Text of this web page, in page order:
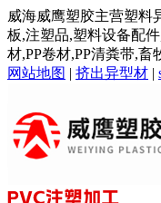
威海威鹰塑胶主营塑料
板,注塑品,塑料设备配
材,PP卷材,PP清粪带,畜
网站地图 | 挤出异型材 |